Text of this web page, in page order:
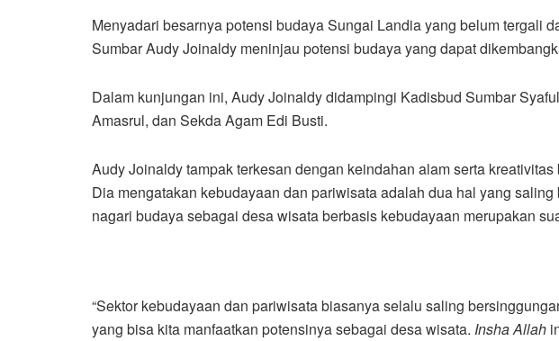
Menyadari besarnya potensi budaya Sungai Landia yang belum tergali
Sumbar Audy Joinaldy meninjau potensi budaya yang dapat
Dalam kunjungan ini, Audy Joinaldy didampingi Kadisbud Sumbar
Amasrul, dan Sekda Agam Edi Busti.
Audy Joinaldy tampak terkesan dengan keindahan alam serta
Dia mengatakan kebudayaan dan pariwisata adalah dua hal yang
nagari budaya sebagai desa wisata berbasis kebudayaan merupakan
“Sektor kebudayaan dan pariwisata biasanya selalu saling
yang bisa kita manfaatkan potensinya sebagai desa wisata. InshaAllah